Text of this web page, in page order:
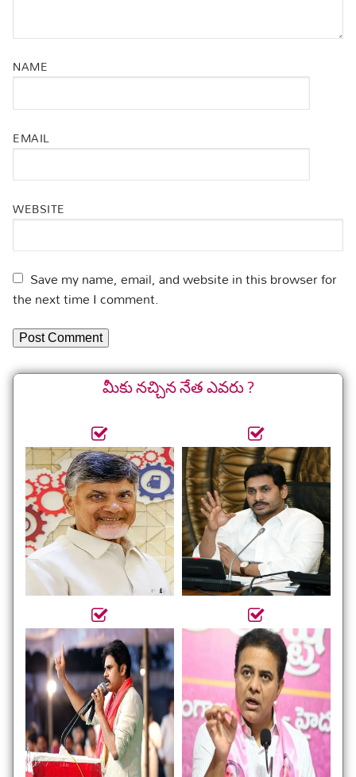
NAME
EMAIL
WEBSITE
Save my name, email, and website in this browser for
the next time I comment.
మీకు నచ్చిన నేత ఎవరు ?